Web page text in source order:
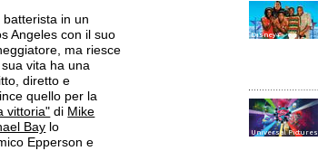
in un
Angeles con il suo
ma riesce
vita ha una
diretto e
quello per la
vittoria" di Mike
Bay lo
Epperson e
Disney+
Universal Pictures